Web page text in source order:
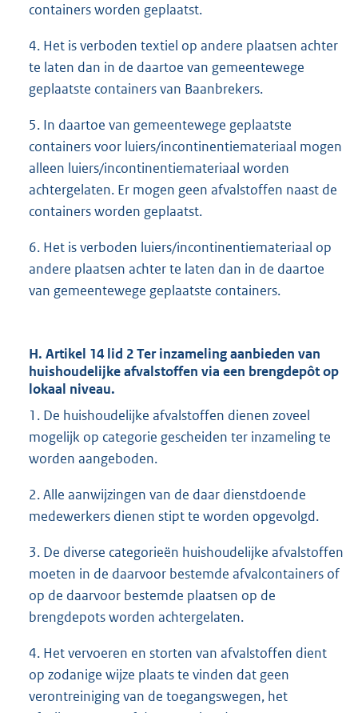
containers worden geplaatst.
4. Het is verboden textiel op andere plaatsen achter
te laten dan in de daartoe van gemeentewege
geplaatste containers van Baanbrekers.
5. In daartoe van gemeentewege geplaatste
containers voor luiers/incontinentiemateriaal mogen
alleen luiers/incontinentiemateriaal worden
achtergelaten. Er mogen geen afvalstoffen naast de
containers worden geplaatst.
6. Het is verboden luiers/incontinentiemateriaal op
andere plaatsen achter te laten dan in de daartoe
van gemeentewege geplaatste containers.
H. Artikel 14 lid 2 Ter inzameling aanbieden van
huishoudelijke afvalstoffen via een brengdepôt op
lokaal niveau.
1. De huishoudelijke afvalstoffen dienen zoveel
mogelijk op categorie gescheiden ter inzameling te
worden aangeboden.
2. Alle aanwijzingen van de daar dienstdoende
medewerkers dienen stipt te worden opgevolgd.
3. De diverse categorieën huishoudelijke afvalstoffen
moeten in de daarvoor bestemde afvalcontainers of
op de daarvoor bestemde plaatsen op de
brengdepots worden achtergelaten.
4. Het vervoeren en storten van afvalstoffen dient
op zodanige wijze plaats te vinden dat geen
verontreiniging van de toegangswegen, het